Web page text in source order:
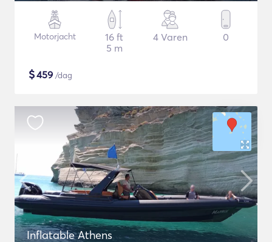
Motorjacht
16 ft
5 m
4 Varen 0
$459 /dag
Inflatable Athens